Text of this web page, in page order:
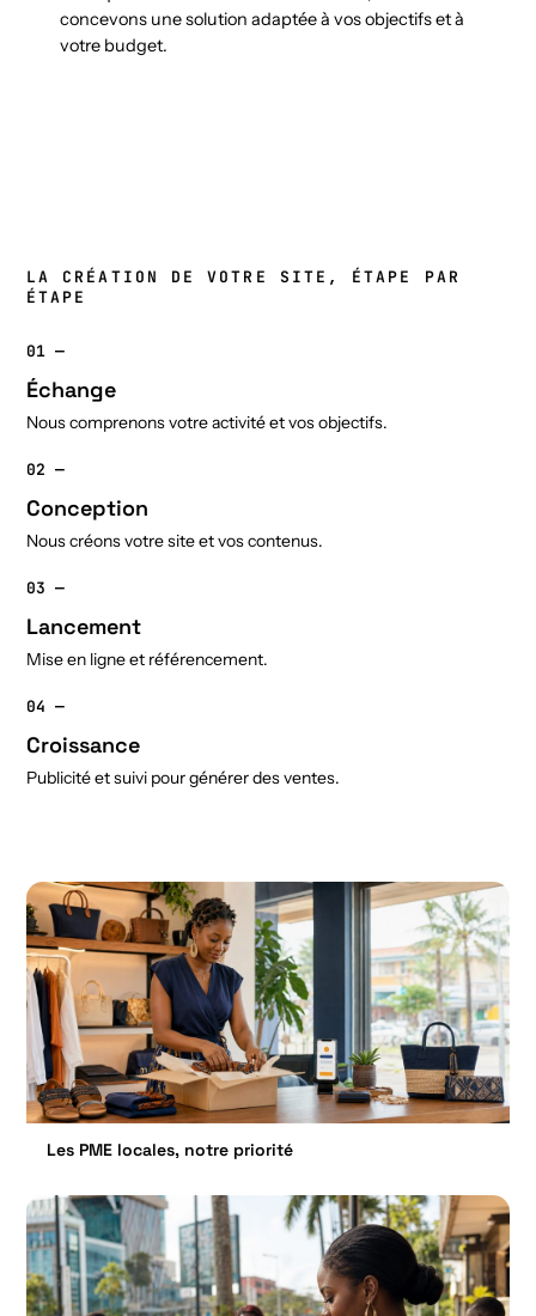
concevons une solution adaptée à vos objectifs et à
votre budget.
LA CRÉATION DE VOTRE SITE, ÉTAPE PAR
ÉTAPE
01 —
Échange
Nous comprenons votre activité et vos objectifs.
02 —
Conception
Nous créons votre site et vos contenus.
03 —
Lancement
Mise en ligne et référencement.
04 —
Croissance
Publicité et suivi pour générer des ventes.
Les PME locales, notre priorité